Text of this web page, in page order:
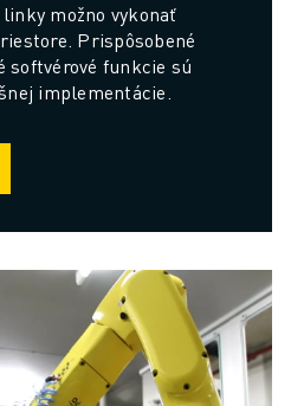
možno vykonať
Prispôsobené
softvérové funkcie sú
implementácie.